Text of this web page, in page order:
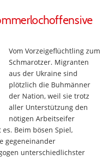
Vom Vorzeigeflüchtling zum
Schmarotzer. Migranten
aus der Ukraine sind
plötzlich die Buhmänner
der Nation, weil sie trotz
aller Unterstützung den
nötigen Arbeitseifer
Beim bösen Spiel,
gegeneinander
unterschiedlichster